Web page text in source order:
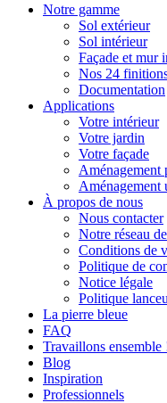
Notre gamme
Sol extérieur
Sol intérieur
Façade et mur
Nos 24
Documentation
Applications
Votre intérieur
Votre jardin
Votre façade
Aménagement
Aménagement
À propos de nous
Nous contacter
Notre réseau
Conditions de
Politique de
Notice légale
Politique
La pierre bleue
FAQ
Travaillons ensemble
Blog
Inspiration
Professionnels